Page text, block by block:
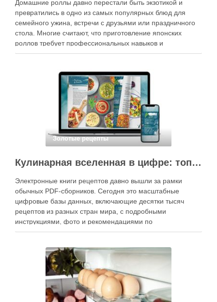
Домашние роллы давно перестали быть экзотикой и
превратились в одно из самых популярных блюд для
семейного ужина, встречи с друзьями или праздничного
стола. Многие считают, что приготовление японских
роллов требует профессиональных навыков и
специального оборудования, однако на практике сделать
кухне. Главное — …
Золотые рецепты
Кулинарная вселенная в цифре: топ-3 самых больших электронных книг рецептов
Электронные книги рецептов давно вышли за рамки
обычных PDF-сборников. Сегодня это масштабные
цифровые базы данных, включающие десятки тысяч
рецептов из разных стран мира, с подробными
инструкциями, фото и рекомендациями по
приготовлению. В отличие от печатных изданий,
контент, расширять коллекции блюд и добавлять новые
функции. Ниже …